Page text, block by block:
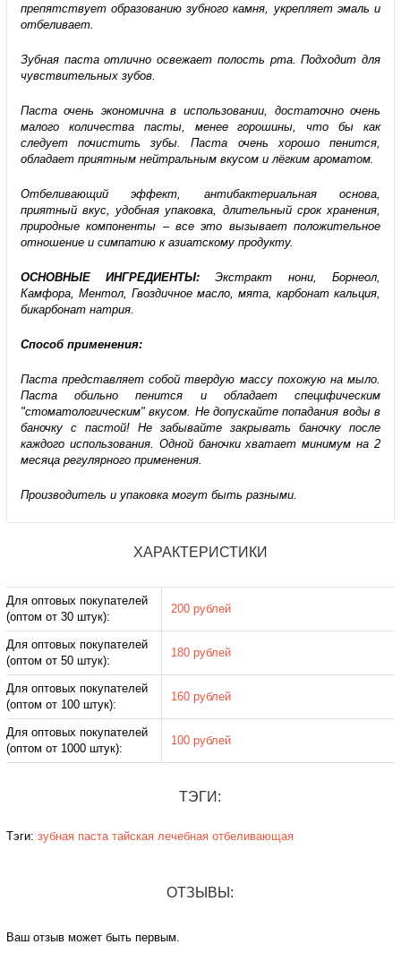
препятствует образованию зубного камня, укрепляет эмаль и
отбеливает.
Зубная паста отлично освежает полость рта. Подходит для
чувствительных зубов.
Паста очень экономична в использовании, достаточно очень
малого количества пасты, менее горошины, что бы как
следует почистить зубы. Паста очень хорошо пенится,
обладает приятным нейтральным вкусом и лёгким ароматом.
Отбеливающий эффект, антибактериальная основа,
приятный вкус, удобная упаковка, длительный срок хранения,
природные компоненты – все это вызывает положительное
отношение и симпатию к азиатскому продукту.
ОСНОВНЫЕ ИНГРЕДИЕНТЫ: Экстракт нони, Борнеол,
Камфора, Ментол, Гвоздичное масло, мята, карбонат кальция,
бикарбонат натрия.
Способ применения:
Паста представляет собой твердую массу похожую на мыло.
Паста обильно пенится и обладает специфическим
"стоматологическим" вкусом. Не допускайте попадания воды в
баночку с пастой! Не забывайте закрывать баночку после
каждого использования. Одной баночки хватает минимум на 2
месяца регулярного применения.
Производитель и упаковка могут быть разными.
ХАРАКТЕРИСТИКИ
Для оптовых покупателей
(оптом от 30 штук):
200 рублей
Для оптовых покупателей
(оптом от 50 штук):
180 рублей
Для оптовых покупателей
(оптом от 100 штук):
160 рублей
Для оптовых покупателей
(оптом от 1000 штук):
100 рублей
ТЭГИ:
Тэги: зубная паста тайская лечебная отбеливающая
ОТЗЫВЫ:
Ваш отзыв может быть первым.